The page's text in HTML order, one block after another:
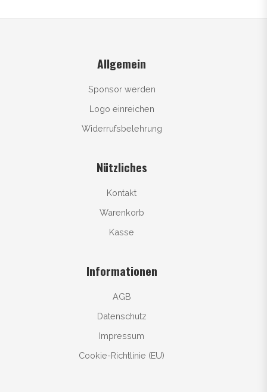
Allgemein
Sponsor werden
Logo einreichen
Widerrufsbelehrung
Nützliches
Kontakt
Warenkorb
Kasse
Informationen
AGB
Datenschutz
Impressum
Cookie-Richtlinie (EU)